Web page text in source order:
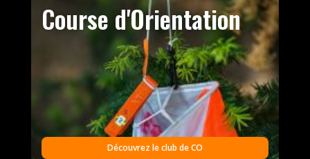
Course d'Orientation
Découvrez le club de CO